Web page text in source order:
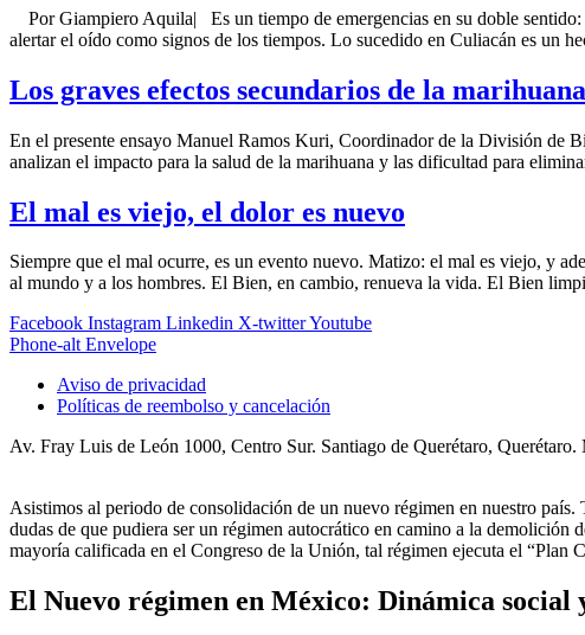
Por Giampiero Aquila| Es un tiempo de emergencias en su doble sentido:
alertar el oído como signos de los tiempos. Lo sucedido en Culiacán es un
Los graves efectos secundarios de la marihuana
En el presente ensayo Manuel Ramos Kuri, Coordinador de la División de
analizan el impacto para la salud de la marihuana y las dificultad para
El mal es viejo, el dolor es nuevo
Siempre que el mal ocurre, es un evento nuevo. Matizo: el mal es viejo, y
al mundo y a los hombres. El Bien, en cambio, renueva la vida. El Bien
Facebook Instagram Linkedin X-twitterYoutube
Phone-alt Envelope
Aviso de privacidad
Políticas de reembolso y cancelación
Av. Fray Luis de León 1000, Centro Sur. Santiago de Querétaro,
Asistimos al periodo de consolidación de un nuevo régimen en nuestro
dudas de que pudiera ser un régimen autocrático en camino a la
mayoría calificada en el Congreso de la Unión, tal régimen ejecuta el “Plan
El Nuevo régimen en México: Dinámica social